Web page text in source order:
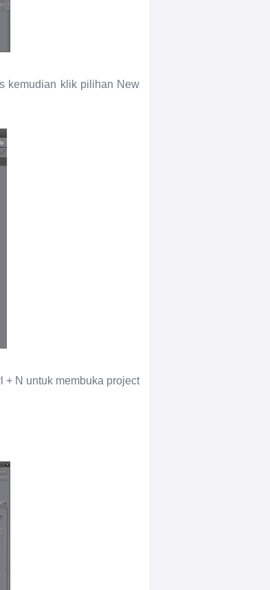
kemudian klik pilihan New
+ N untuk membuka project